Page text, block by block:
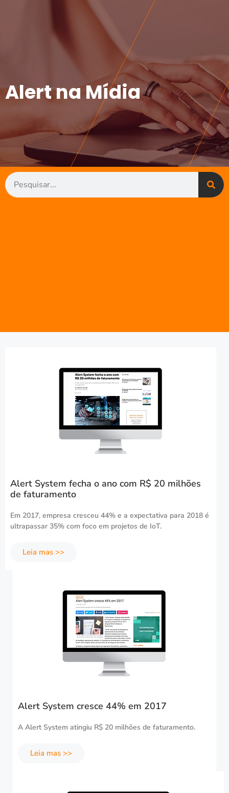
Alert na Mídia
Alert System fecha o ano com R$ 20 milhões
de faturamento
Em 2017, empresa cresceu 44% e a expectativa para 2018 é
ultrapassar 35% com foco em projetos de IoT.
Leia mas >>
Alert System cresce 44% em 2017
A Alert System atingiu R$ 20 milhões de faturamento.
Leia mas >>